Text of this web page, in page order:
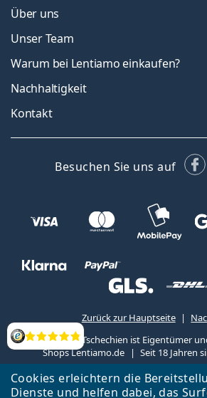
Cookies erleichtern die
Dienste und helfen dabei, das
Bewertung
Über uns
Unser Team
Warum bei Lentiamo einkaufen?
Nachhaltigkeit
Kontakt
Besuchen Sie uns auf
Zurück zur Hauptseite
Lentiamo s.r.o., Tschechien ist Eigentümer
Shops Lentiamo.de
Seit 18 Jahren